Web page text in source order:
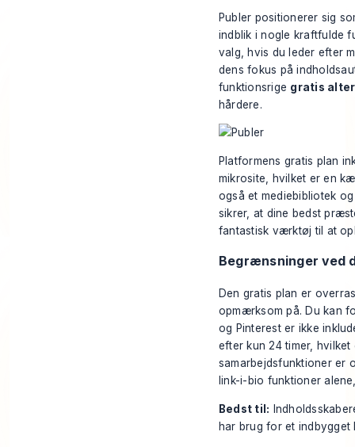
Publer positionerer sig
indblik i nogle kraftfulde
valg, hvis du leder efter
dens fokus på
funktionsrige gratis
hårdere.
Platformens gratis plan
mikrosite, hvilket er en
også et mediebibliotek
sikrer, at dine bedst
fantastisk værktøj til at
Begrænsninger ved
Den gratis plan er
opmærksom på. Du kan
og Pinterest er ikke
efter kun 24 timer,
samarbejdsfunktioner er
link-i-bio funktioner
Bedst til:
har brug for et